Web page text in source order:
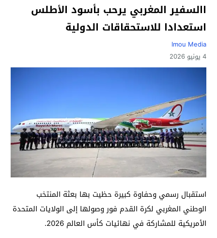
االسفير المغربي يرحب بأسود الأطلس
استعدادا للاستحقاقات الدولية
Imou Media
4 يونيو 2026
استقبال رسمي وحفاوة كبيرة حظيت بها بعثة المنتخب
الوطني المغربي لكرة القدم فور وصولها إلى الولايات المتحدة
الأمريكية للمشاركة في نهائيات كأس العالم 2026.